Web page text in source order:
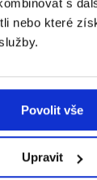
nebo které
Povolit vše
Upravit
děti do
představuje
školách...